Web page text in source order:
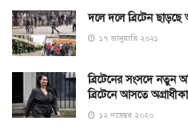
দলে দলে ব্রিটেন ছাড়ছে
১৭ জানুয়ারি ২০২১
ব্রিটেনের সংসদে নতুন
ব্রিটেনে আসতে
১২ নভেম্বর ২০২০